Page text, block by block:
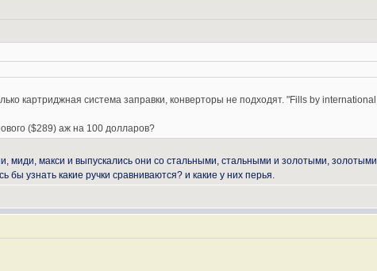
картриджная система заправки, конверторы не подходят. "Fills by
($289) аж на 100 долларов?
миди, макси и выпускались они со стальными, стальными и золотыми,
узнать какие ручки сравниваются? и какие у них перья.